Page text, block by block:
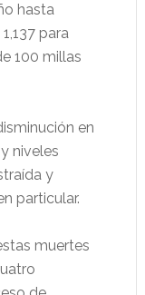
hasta
para
100 millas
en
niveles
y
particular.
muertes